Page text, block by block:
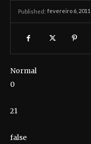
Published: fevereiro 6, 2011
Normal
0
21
false